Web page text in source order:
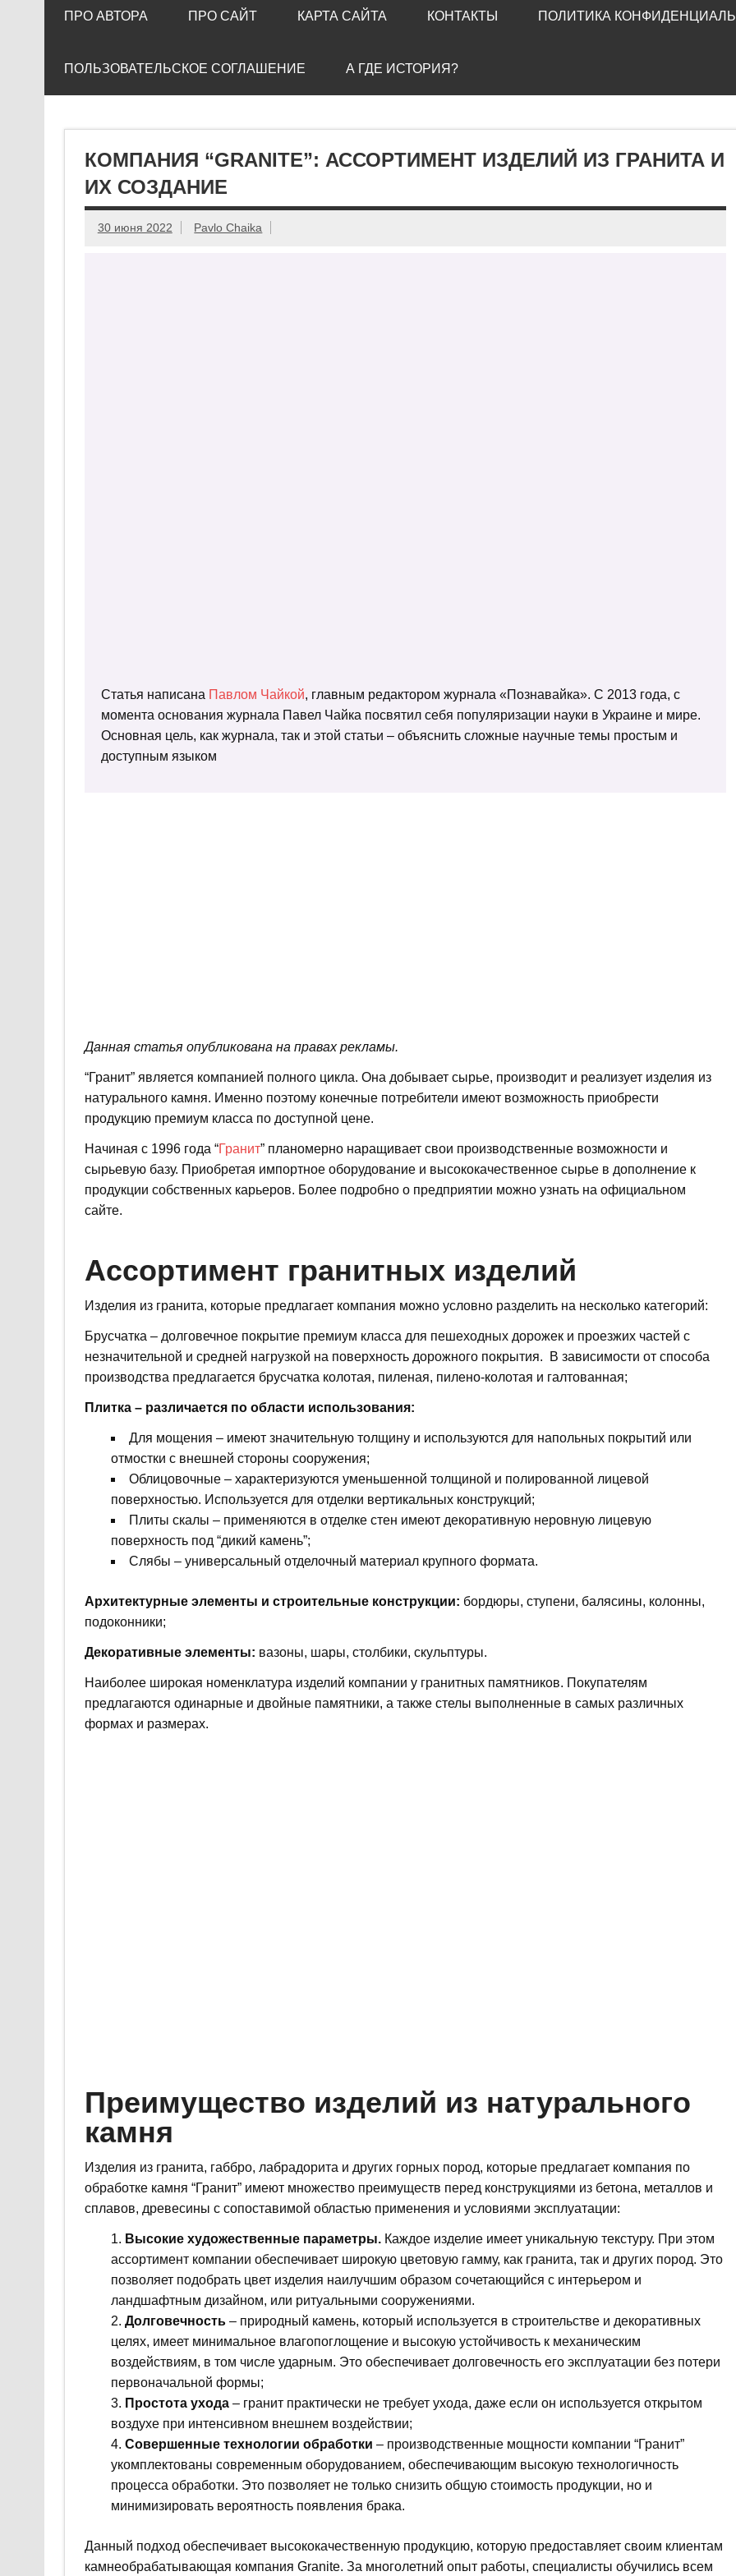
ПРО АВТОРА ПРО САЙТ КАРТА САЙТА КОНТАКТЫ ПОЛИТИКА
ПОЛЬЗОВАТЕЛЬСКОЕ СОГЛАШЕНИЕ А ГДЕ ИСТОРИЯ?
КОМПАНИЯ “GRANITE”: АССОРТИМЕНТ ИЗДЕЛИЙ ИЗ ГРАНИТА И
ИХ СОЗДАНИЕ
30 июня 2022 Pavlo Chaika
Статья написана Павлом Чайкой, главным редактором журнала «Познавайка». С 2013 года, с
момента основания журнала Павел Чайка посвятил себя популяризации науки в Украине и мире.
Основная цель, как журнала, так и этой статьи – объяснить сложные научные темы простым и
доступным языком
Данная статья опубликована на правах рекламы.
“Гранит” является компанией полного цикла. Она добывает сырье, производит и реализует изделия из
натурального камня. Именно поэтому конечные потребители имеют возможность приобрести
продукцию премиум класса по доступной цене.
Начиная с 1996 года “Гранит” планомерно наращивает свои производственные возможности и
сырьевую базу. Приобретая импортное оборудование и высококачественное сырье в дополнение к
продукции собственных карьеров. Более подробно о предприятии можно узнать на официальном
сайте.
Ассортимент гранитных изделий
Изделия из гранита, которые предлагает компания можно условно разделить на несколько категорий:
Брусчатка – долговечное покрытие премиум класса для пешеходных дорожек и проезжих частей с
незначительной и средней нагрузкой на поверхность дорожного покрытия. В зависимости от способа
производства предлагается брусчатка колотая, пиленая, пилено-колотая и галтованная;
Плитка – различается по области использования:
Для мощения – имеют значительную толщину и используются для напольных покрытий или
отмостки с внешней стороны сооружения;
Облицовочные – характеризуются уменьшенной толщиной и полированной лицевой
поверхностью. Используется для отделки вертикальных конструкций;
Плиты скалы – применяются в отделке стен имеют декоративную неровную лицевую
поверхность под “дикий камень”;
Слябы – универсальный отделочный материал крупного формата.
Архитектурные элементы и строительные конструкции: бордюры, ступени, балясины, колонны,
подоконники;
Декоративные элементы: вазоны, шары, столбики, скульптуры.
Наиболее широкая номенклатура изделий компании у гранитных памятников. Покупателям
предлагаются одинарные и двойные памятники, а также стелы выполненные в самых различных
формах и размерах.
Преимущество изделий из натурального
камня
Изделия из гранита, габбро, лабрадорита и других горных пород, которые предлагает компания по
обработке камня “Гранит” имеют множество преимуществ перед конструкциями из бетона, металлов и
сплавов, древесины с сопоставимой областью применения и условиями эксплуатации:
Высокие художественные параметры.Каждое изделие имеет уникальную текстуру. При этом
ассортимент компании обеспечивает широкую цветовую гамму, как гранита, так и других пород. Это
позволяет подобрать цвет изделия наилучшим образом сочетающийся с интерьером и
ландшафтным дизайном, или ритуальными сооружениями.
Долговечность– природный камень, который используется в строительстве и декоративных
целях, имеет минимальное влагопоглощение и высокую устойчивость к механическим
воздействиям, в том числе ударным. Это обеспечивает долговечность его эксплуатации без потери
первоначальной формы;
Простота ухода– гранит практически не требует ухода, даже если он используется открытом
воздухе при интенсивном внешнем воздействии;
Совершенные технологии обработки – производственные мощности компании “Гранит”
укомплектованы современным оборудованием, обеспечивающим высокую технологичность
процесса обработки. Это позволяет не только снизить общую стоимость продукции, но и
минимизировать вероятность появления брака.
Данный подход обеспечивает высококачественную продукцию, которую предоставляет своим клиентам
камнеобрабатывающая компания Granite. За многолетний опыт работы, специалисты обучились всем